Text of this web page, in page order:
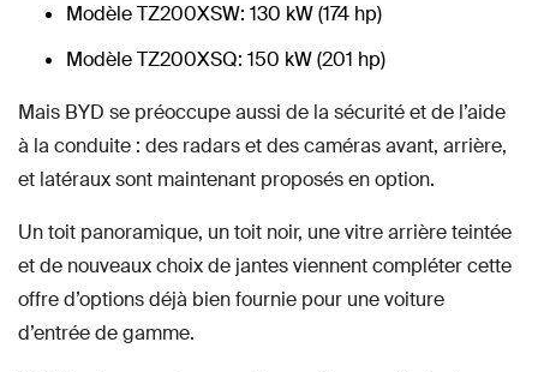
Modèle TZ200XSW: 130 kW (174 hp)
Modèle TZ200XSQ: 150 kW (201 hp)
Mais BYD se préoccupe aussi de la sécurité et de l’aide
à la conduite : des radars et des caméras avant, arrière,
et latéraux sont maintenant proposés en option.
Un toit panoramique, un toit noir, une vitre arrière teintée
et de nouveaux choix de jantes viennent compléter cette
offre d’options déjà bien fournie pour une voiture
d’entrée de gamme.